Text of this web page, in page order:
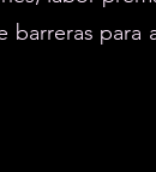
barreras